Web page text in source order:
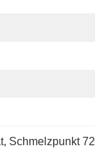
, Schmelzpunkt 72